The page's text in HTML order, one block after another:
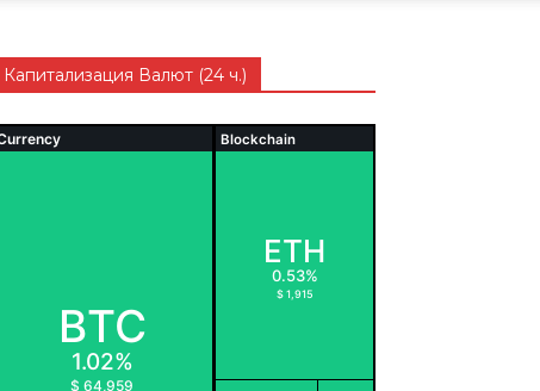
Капитализация Валют (24 ч.)